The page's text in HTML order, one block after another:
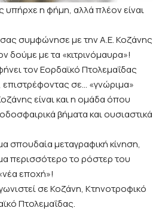
υπήρχε η φήμη, αλλά πλέον είναι
συμφώνησε με την Α.Ε. Κοζάνης
δούμε με τα «κιτρινόμαυρα»!
τον Εορδαϊκό Πτολεμαΐδας
επιστρέφοντας σε… «γνώριμα»
είναι και η ομάδα όπου
βήματα και ουσιαστικά
σπουδαία μεταγραφική κίνηση,
περισσότερο το ρόστερ του
εποχή»!
σε Κοζάνη, Κτηνοτροφικό
Πτολεμαΐδας.